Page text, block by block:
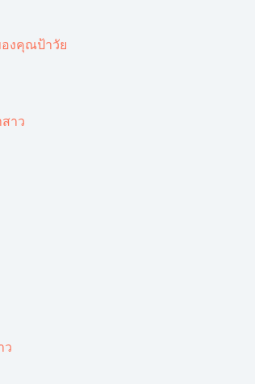
งคุณป้าวัย
ว